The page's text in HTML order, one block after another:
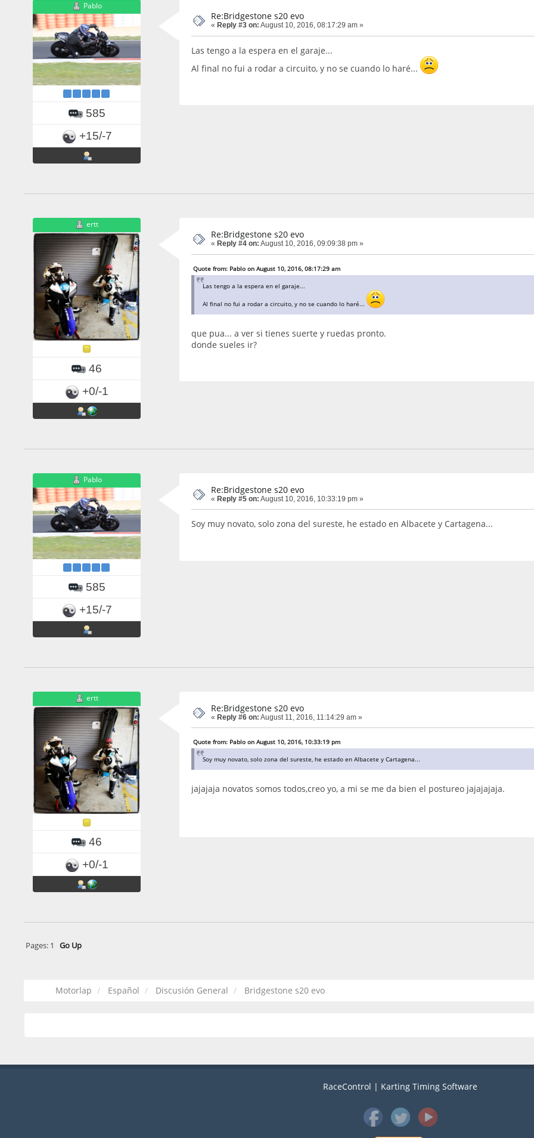
Pablo
585
+15/-7
Re:Bridgestone s20 evo
« Reply #3 on: August 10, 2016, 08:17:29 am »
Las tengo a la espera en el garaje...
Al final no fui a rodar a circuito, y no se cuando lo haré...
ertt
46
+0/-1
Re:Bridgestone s20 evo
« Reply #4 on: August 10, 2016, 09:09:38 pm »
Quote from: Pablo on August 10, 2016, 08:17:29 am
Las tengo a la espera en el garaje...
Al final no fui a rodar a circuito, y no se cuando lo haré...
que pua... a ver si tienes suerte y ruedas pronto.
donde sueles ir?
Pablo
585
+15/-7
Re:Bridgestone s20 evo
« Reply #5 on: August 10, 2016, 10:33:19 pm »
Soy muy novato, solo zona del sureste, he estado en Albacete y Cartagena...
ertt
46
+0/-1
Re:Bridgestone s20 evo
« Reply #6 on: August 11, 2016, 11:14:29 am »
Quote from: Pablo on August 10, 2016, 10:33:19 pm
Soy muy novato, solo zona del sureste, he estado en Albacete y Cartagena...
jajajaja novatos somos todos,creo yo, a mi se me da bien el postureo jajajajaja.
Pages: 1 Go Up
Motorlap Español Discusión General Bridgestone s20 evo
RaceControl | Karting Timing Software